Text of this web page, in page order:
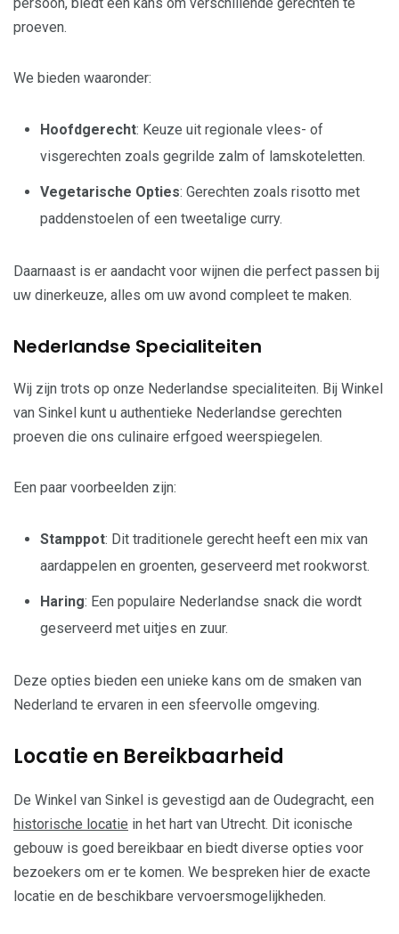
persoon, biedt een kans om verschillende gerechten te
proeven.
We bieden waaronder:
Hoofdgerecht: Keuze uit regionale vlees- of
visgerechten zoals gegrilde zalm of lamskoteletten.
Vegetarische Opties: Gerechten zoals risotto met
paddenstoelen of een tweetalige curry.
Daarnaast is er aandacht voor wijnen die perfect passen bij
uw dinerkeuze, alles om uw avond compleet te maken.
Nederlandse Specialiteiten
Wij zijn trots op onze Nederlandse specialiteiten. Bij Winkel
van Sinkel kunt u authentieke Nederlandse gerechten
proeven die ons culinaire erfgoed weerspiegelen.
Een paar voorbeelden zijn:
Stamppot: Dit traditionele gerecht heeft een mix van
aardappelen en groenten, geserveerd met rookworst.
Haring: Een populaire Nederlandse snack die wordt
geserveerd met uitjes en zuur.
Deze opties bieden een unieke kans om de smaken van
Nederland te ervaren in een sfeervolle omgeving.
Locatie en Bereikbaarheid
De Winkel van Sinkel is gevestigd aan de Oudegracht, een
historische locatie in het hart van Utrecht. Dit iconische
gebouw is goed bereikbaar en biedt diverse opties voor
bezoekers om er te komen. We bespreken hier de exacte
locatie en de beschikbare vervoersmogelijkheden.